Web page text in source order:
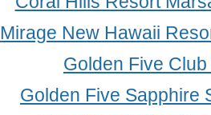
Mirage New Hawaii
Golden Five
Golden Five Sapphire